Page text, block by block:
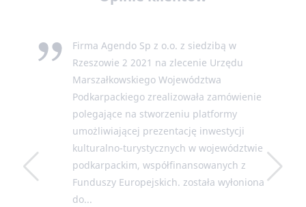
Firma Agendo Sp z o.o. z siedzibą w
Rzeszowie 2 2021 na zlecenie Urzędu
Marszałkowskiego Województwa
Podkarpackiego zrealizowała zamówienie
polegające na stworzeniu platformy
umożliwiającej prezentację inwestycji
kulturalno-turystycznych w województwie
podkarpackim, współfinansowanych z
Funduszy Europejskich. została wyłoniona
do...